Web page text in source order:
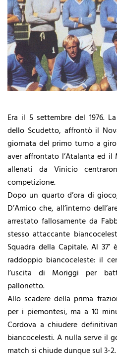
Era il 5 settembre del 1976.
dello Scudetto, affrontò il
giornata del primo turno a
aver affrontato l’Atalanta ed
allenati da Vinicio
competizione.
Dopo un quarto d’ora di
D’Amico che, all’interno
arrestato fallosamente da
stesso attaccante
Squadra della Capitale. Al
raddoppio biancoceleste: il
l’uscita di Moriggi per
pallonetto.
Allo scadere della prima
per i piemontesi, ma a 10
Cordova a chiudere
biancocelesti. A nulla serve il
match si chiude dunque sul 3-2.